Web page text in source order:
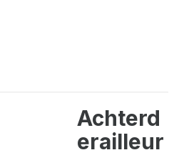
Achterd
erailleur